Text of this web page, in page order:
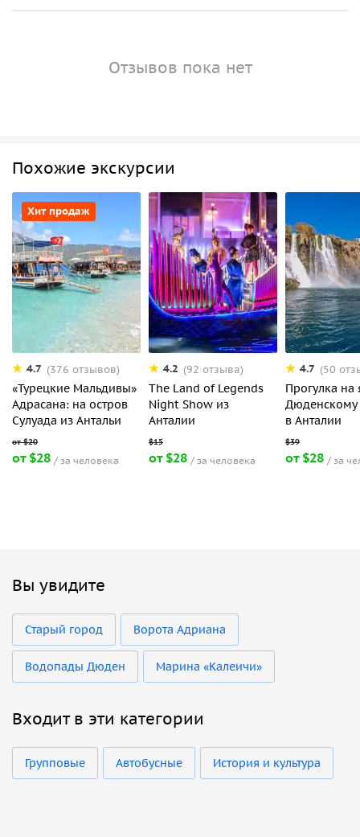
Отзывов пока нет
Похожие экскурсии
Хит продаж
4.7 (376 отзывов)
«Турецкие Мальдивы»
Адрасана: на остров
Сулуада из Антальи
от $28 за человека
4.2 (92 отзыва)
The Land of Legends
Night Show из
Анталии
от $28 за человека
4.7 (50
Прогулка на
Дюденскому
в Анталии
от $28 за
Вы увидите
Старый город Ворота Адриана
Водопады Дюден Марина «Калеичи»
Входит в эти категории
Групповые Автобусные История и культура